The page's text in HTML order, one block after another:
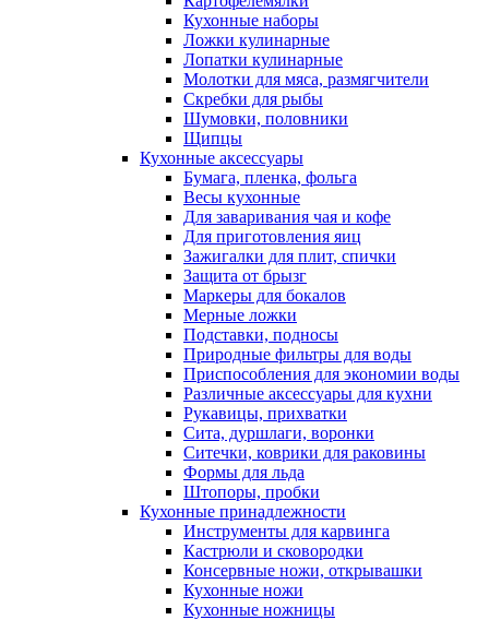
Кухонные наборы
Ложки кулинарные
Лопатки кулинарные
Молотки для мяса, размягчители
Скребки для рыбы
Шумовки, половники
Щипцы
Кухонные аксессуары
Бумага, пленка, фольга
Весы кухонные
Для заваривания чая и кофе
Для приготовления яиц
Зажигалки для плит, спички
Защита от брызг
Маркеры для бокалов
Мерные ложки
Подставки, подносы
Природные фильтры для воды
Приспособления для экономии воды
Различные аксессуары для кухни
Рукавицы, прихватки
Сита, дуршлаги, воронки
Ситечки, коврики для раковины
Формы для льда
Штопоры, пробки
Кухонные принадлежности
Инструменты для карвинга
Кастрюли и сковородки
Консервные ножи, открывашки
Кухонные ножи
Кухонные ножницы